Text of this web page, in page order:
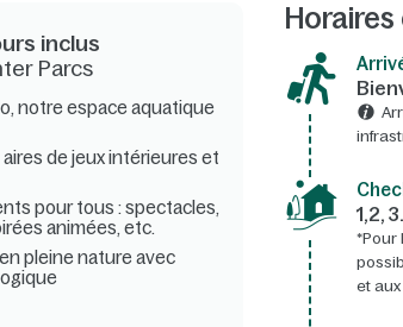
inclus
Parcs
notre espace aquatique
de jeux intérieures et
pour tous : spectacles,
animées, etc.
pleine nature avec
Horaires
1,2,
*Pour
et